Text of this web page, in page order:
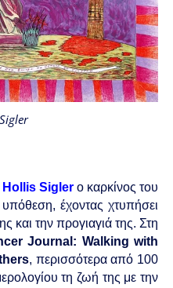
Hollis Sigler ο καρκίνος του
έχοντας χτυπήσει
και την προγιαγιά της. Στη
Journal: Walking with
, περισσότερα από 100
τη ζωή της με την